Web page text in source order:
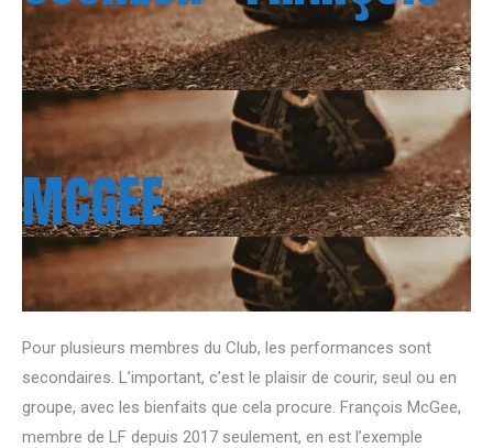
MCGEE
Pour plusieurs membres du Club, les performances sont
secondaires. L’important, c’est le plaisir de courir, seul ou en
groupe, avec les bienfaits que cela procure. François McGee,
membre de LF depuis 2017 seulement, en est l’exemple